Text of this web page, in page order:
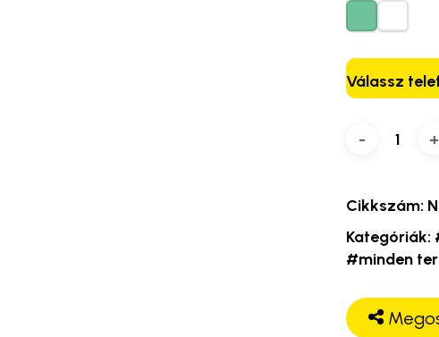
Válassz
Cikkszám:
Kategóriák:
#minden